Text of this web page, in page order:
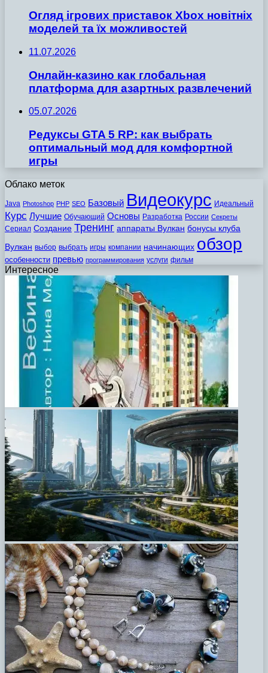
Огляд ігрових приставок Xbox новітніх
моделей та їх можливостей
11.07.2026
Онлайн-казино как глобальная
платформа для азартных развлечений
05.07.2026
Редуксы GTA 5 RP: как выбрать
оптимальный мод для комфортной
игры
Облако меток
Java Photoshop PHP SEO Базовый Видеокурс Идеальный
Курс Лучшие Обучающий Основы Разработка России Секреты
Сериал Создание Тренинг аппараты Вулкан бонусы клуба
Вулкан выбор выбрать игры компании начинающих обзор
особенности превью программирования услуги фильм
Интересное